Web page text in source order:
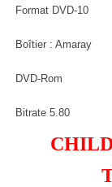
Format DVD-10
Boîtier : Amaray
DVD-Rom
Bitrate 5.80